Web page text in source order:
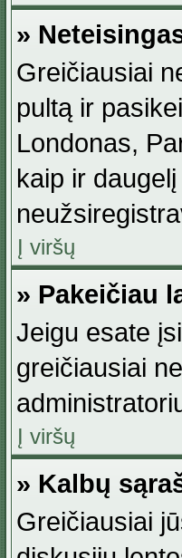
»
Greičiausiai
pultą ir
Londonas,
kaip ir
Į viršų
» Pakeičiau
Jeigu esate
greičiausiai
Į viršų
» Kalbų
Greičiausiai